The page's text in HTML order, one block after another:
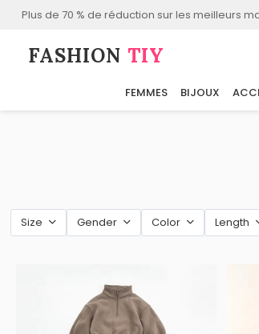
Plus de 70 % de réduction sur les meilleurs
FASHION⁠ TIY
FEMMES BIJOUX
Size Gender Color Length